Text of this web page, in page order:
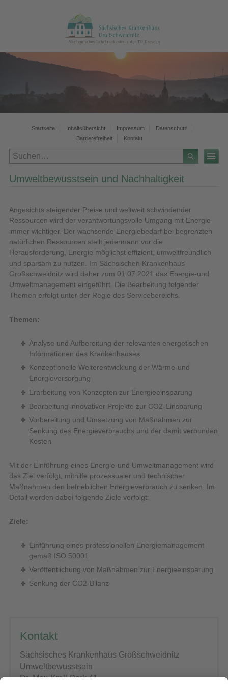
Startseite Inhaltsübersicht Impressum
Datenschutz
Barrierefreiheit
Kontakt
Umweltbewusstsein und Nachhaltigkeit
Angesichts steigender Preise und weltweit schwindender
Ressourcen wird der verantwortungsvolle Umgang mit Energie
immer wichtiger. Der wachsende Energiebedarf bei begrenzten
natürlichen Ressourcen stellt jedermann vor die
Herausforderung, Energie möglichst effizient, umweltfreundlich
und sparsam zu nutzen. Im Sächsischen Krankenhaus
Großschweidnitz wird daher zum 01.07.2021 das Energie-und
Umweltmanagement eingeführt. Die Bearbeitung folgender
Themen erfolgt unter der Regie des Servicebereichs.
Themen:
Analyse und Aufbereitung der relevanten energetischen
Informationen des Krankenhauses
Konzeptionelle Weiterentwicklung der Wärme-und
Energieversorgung
Erarbeitung von Konzepten zur Energieeinsparung
Bearbeitung innovativer Projekte zur CO2-Einsparung
Vorbereitung und Umsetzung von Maßnahmen zur
Senkung des Energieverbrauchs und der damit verbunden
Kosten
Mit der Einführung eines Energie-und Umweltmanagement wird
das Ziel verfolgt, mithilfe prozessualer und technischer
Maßnahmen den betrieblichen Energieverbrauch zu senken. Im
Detail werden dabei folgende Ziele verfolgt:
Ziele:
Einführung eines professionellen Energiemanagement
gemäß ISO 50001
Veröffentlichung von Maßnahmen zur Energieeinsparung
Senkung der CO2-Bilanz
Kontakt
Sächsisches Krankenhaus Großschweidnitz
Umweltbewusstsein
Dr.-Max-Krell-Park 41